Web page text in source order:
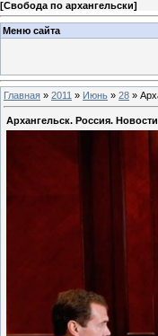
[Свобода по архангельски]
Меню сайта
Главная » 2011 » Июнь » 28 »
Архангельск. Россия.